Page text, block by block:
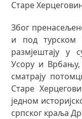
Старе
Због
и под турском
размјештају у
Усору и Врбању,
сматрају
Старе
једном
српског краља